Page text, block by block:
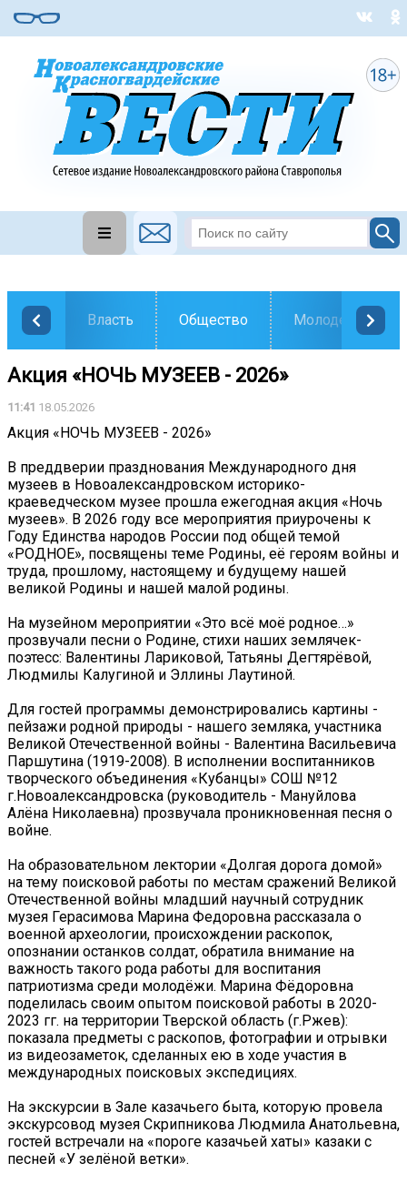
Власть Общество Молодежь
Акция «НОЧЬ МУЗЕЕВ - 2026»
11:41 18.05.2026
Акция «НОЧЬ МУЗЕЕВ - 2026»
В преддверии празднования Международного дня
музеев в Новоалександровском историко-
краеведческом музее прошла ежегодная акция «Ночь
музеев». В 2026 году все мероприятия приурочены к
Году Единства народов России под общей темой
«РОДНОЕ», посвящены теме Родины, её героям войны и
труда, прошлому, настоящему и будущему нашей
великой Родины и нашей малой родины.
На музейном мероприятии «Это всё моё родное…»
прозвучали песни о Родине, стихи наших землячек-
поэтесс: Валентины Лариковой, Татьяны Дегтярёвой,
Людмилы Калугиной и Эллины Лаутиной.
Для гостей программы демонстрировались картины -
пейзажи родной природы - нашего земляка, участника
Великой Отечественной войны - Валентина Васильевича
Паршутина (1919-2008). В исполнении воспитанников
творческого объединения «Кубанцы» СОШ №12
г.Новоалександровска (руководитель - Мануйлова
Алёна Николаевна) прозвучала проникновенная песня о
войне.
На образовательном лектории «Долгая дорога домой»
на тему поисковой работы по местам сражений Великой
Отечественной войны младший научный сотрудник
музея Герасимова Марина Федоровна рассказала о
военной археологии, происхождении раскопок,
опознании останков солдат, обратила внимание на
важность такого рода работы для воспитания
патриотизма среди молодёжи. Марина Фёдоровна
поделилась своим опытом поисковой работы в 2020-
2023 гг. на территории Тверской область (г.Ржев):
показала предметы с раскопов, фотографии и отрывки
из видеозаметок, сделанных ею в ходе участия в
международных поисковых экспедициях.
На экскурсии в Зале казачьего быта, которую провела
экскурсовод музея Скрипникова Людмила Анатольевна,
гостей встречали на «пороге казачьей хаты» казаки с
песней «У зелёной ветки».